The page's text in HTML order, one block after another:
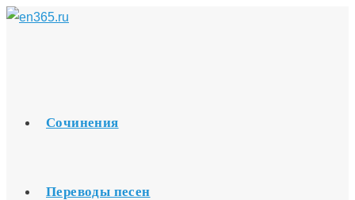
Перейти
Сочинения
Переводы песен